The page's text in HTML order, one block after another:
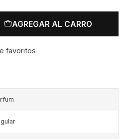
AGREGAR AL CARRO
favoritos